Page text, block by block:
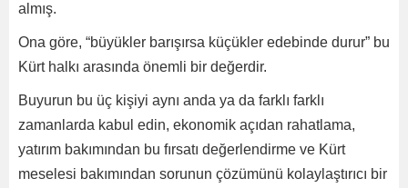
almış.
Ona göre, “büyükler barışırsa küçükler edebinde durur” bu
Kürt halkı arasında önemli bir değerdir.
Buyurun bu üç kişiyi aynı anda ya da farklı farklı
zamanlarda kabul edin, ekonomik açıdan rahatlama,
yatırım bakımından bu fırsatı değerlendirme ve Kürt
meselesi bakımından sorunun çözümünü kolaylaştırıcı bir